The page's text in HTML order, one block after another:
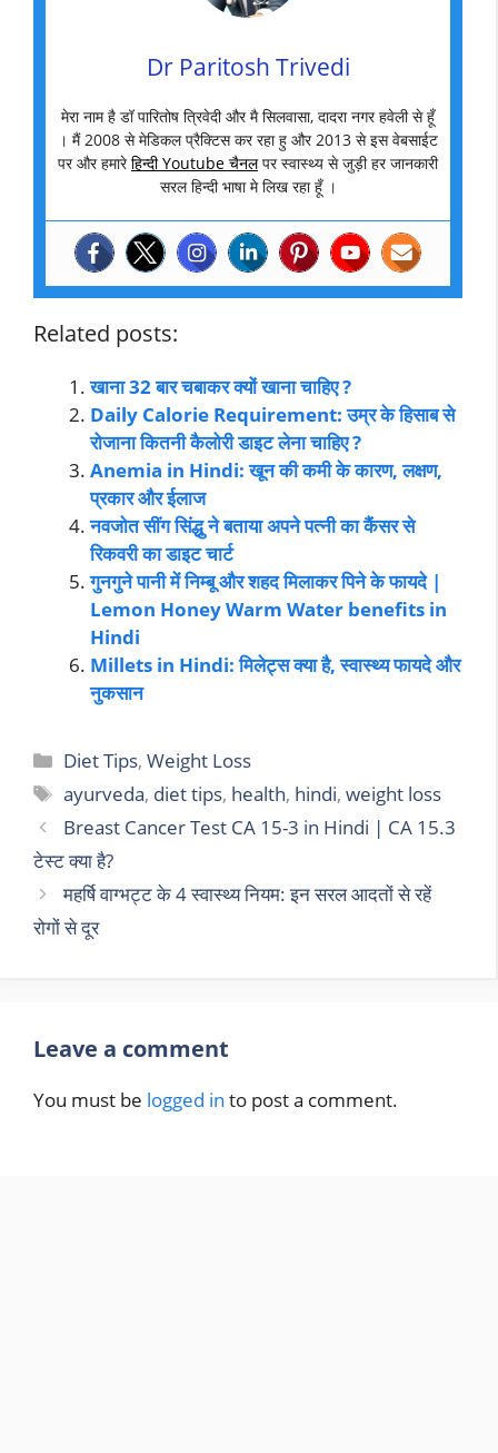
Dr Paritosh Trivedi
मेरा नाम है डॉ पारितोष त्रिवेदी और मै सिलवासा, दादरा नगर हवेली से हूँ
। मैं 2008 से मेडिकल प्रैक्टिस कर रहा हु और 2013 से इस वेबसाईट
पर और हमारेहिन्दी Youtube चैनलपर स्वास्थ्य से जुड़ी हर जानकारी
सरल हिन्दी भाषा मे लिख रहा हूँ ।
Related posts:
खाना 32 बार चबाकर क्यों खाना चाहिए ?
Daily Calorie Requirement: उम्र के हिसाब से
रोजाना कितनी कैलोरी डाइट लेना चाहिए ?
Anemia in Hindi: खून की कमी के कारण, लक्षण,
प्रकार और ईलाज
नवजोत सींग सिंद्धु ने बताया अपने पत्नी का कैंसर से
रिकवरी का डाइट चार्ट
गुनगुने पानी में निम्बू और शहद मिलाकर पिने के फायदे |
Lemon Honey Warm Water benefits in
Hindi
Millets in Hindi: मिलेट्स क्या है, स्वास्थ्य फायदे और
नुकसान
Diet Tips,Weight Loss
ayurveda, diet tips, health, hindi,weight loss
Breast Cancer Test CA 15-3 in Hindi | CA 15.3
टेस्ट क्या है?
महर्षि वाग्भट्ट के 4 स्वास्थ्य नियम: इन सरल आदतों से रहें
रोगों से दूर
Leave a comment
You must be logged in to post a comment.